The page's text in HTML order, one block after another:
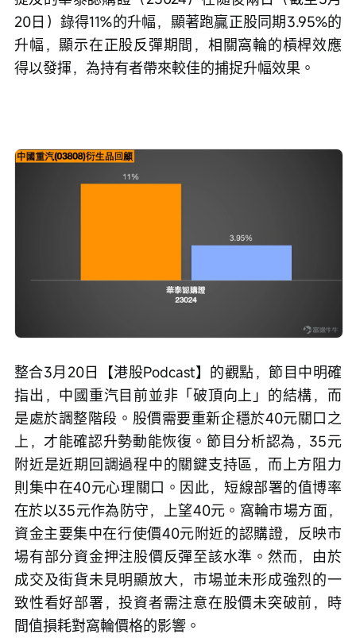
20日）錄得11%的升幅，顯著跑贏正股同期3.95%的
升幅，顯示在正股反彈期間，相關窩輪的槓桿效應
得以發揮，為持有者帶來較佳的捕捉升幅效果。
整合3月20日【港股Podcast】的觀點，節目中明確
指出，中國重汽目前並非「破頂向上」的結構，而
是處於調整階段。股價需要重新企穩於40元關口之
上，才能確認升勢動能恢復。節目分析認為，35元
附近是近期回調過程中的關鍵支持區，而上方阻力
則集中在40元心理關口。因此，短線部署的值博率
在於以35元作為防守，上望40元。窩輪市場方面，
資金主要集中在行使價40元附近的認購證，反映市
場有部分資金押注股價反彈至該水準。然而，由於
成交及街貨未見明顯放大，市場並未形成強烈的一
致性看好部署，投資者需注意在股價未突破前，時
間值損耗對窩輪價格的影響。